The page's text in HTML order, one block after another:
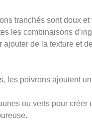
tranchés sont doux et
les combinaisons
ajouter de la texture et
les poivrons ajoutent
ou verts pour créer